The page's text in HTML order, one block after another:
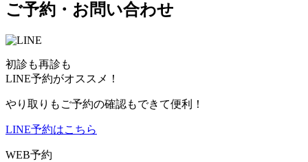
ご予約・お問い合わせ
初診も再診も
LINE予約がオススメ！
やり取りもご予約の確認もできて便利！
LINE予約はこちら
WEB予約